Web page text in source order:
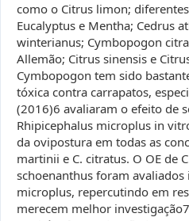
como o Citrus limon;
Eucalyptus e Mentha; Cedrus
winterianus; Cymbopogon
Allemão; Citrus sinensis e
Cymbopogon tem sido
tóxica contra carrapatos,
(2016)6 avaliaram o efeito de
Rhipicephalus microplus in
da ovipostura em todas as
martinii e C. citratus. O OE de
schoenanthus foram avaliados
microplus, repercutindo em
merecem melhor